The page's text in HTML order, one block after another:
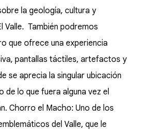
la geología, cultura y
Valle. También podremos
que ofrece una experiencia
pantallas táctiles, artefactos y
se aprecia la singular ubicación
de lo que fuera alguna vez el
Chorro el Macho: Uno de los
del Valle, que le